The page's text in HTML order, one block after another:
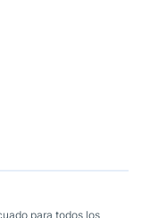
para todos los